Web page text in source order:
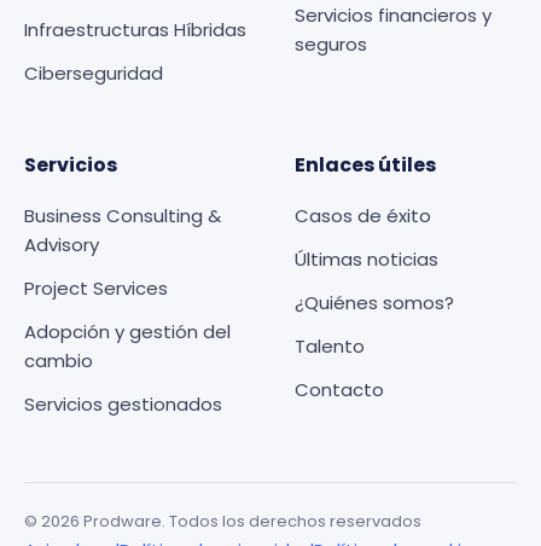
Infraestructuras Híbridas
Ciberseguridad
Servicios financieros y
seguros
Servicios
Business Consulting &
Advisory
Project Services
Adopción y gestión del
cambio
Servicios gestionados
Enlaces útiles
Casos de éxito
Últimas noticias
¿Quiénes somos?
Talento
Contacto
© 2026 Prodware. Todos los derechos reservados